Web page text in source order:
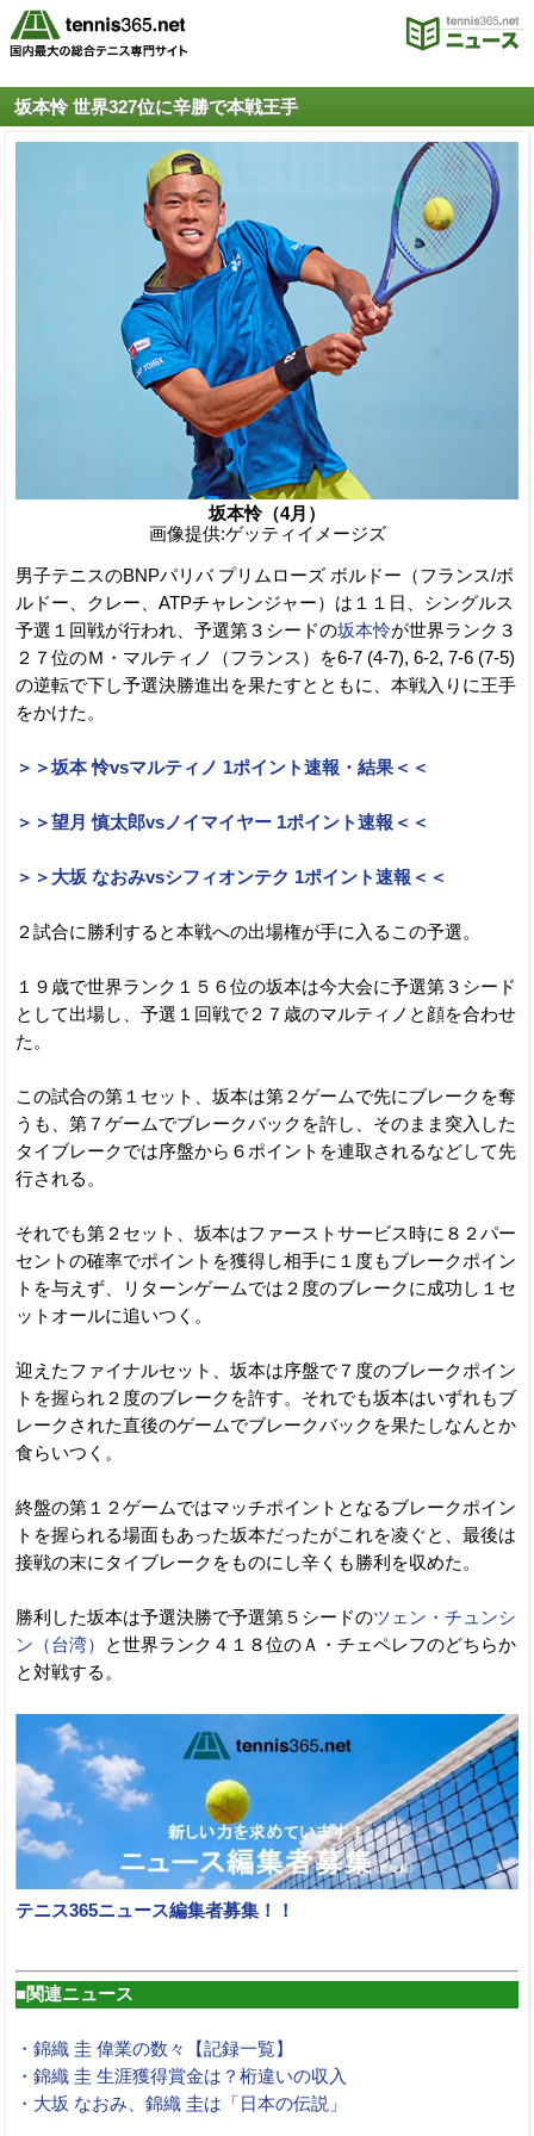
坂本怜 世界327位に辛勝で本戦王手
坂本怜（4月）
画像提供:ゲッティイメージズ
男子テニスのBNPパリバ プリムローズ ボルドー（フランス/ボ
ルドー、クレー、ATPチャレンジャー）は１１日、シングルス
予選１回戦が行われ、予選第３シードの坂本怜が世界ランク３
２７位のＭ・マルティノ（フランス）を6-7 (4-7), 6-2, 7-6 (7-5)
の逆転で下し予選決勝進出を果たすとともに、本戦入りに王手
をかけた。
＞＞坂本 怜vsマルティノ 1ポイント速報・結果＜＜
＞＞望月 慎太郎vsノイマイヤー 1ポイント速報＜＜
＞＞大坂 なおみvsシフィオンテク 1ポイント速報＜＜
２試合に勝利すると本戦への出場権が手に入るこの予選。
１９歳で世界ランク１５６位の坂本は今大会に予選第３シード
として出場し、予選１回戦で２７歳のマルティノと顔を合わせ
た。
この試合の第１セット、坂本は第２ゲームで先にブレークを奪
うも、第７ゲームでブレークバックを許し、そのまま突入した
タイブレークでは序盤から６ポイントを連取されるなどして先
行される。
それでも第２セット、坂本はファーストサービス時に８２パー
セントの確率でポイントを獲得し相手に１度もブレークポイン
トを与えず、リターンゲームでは２度のブレークに成功し１セ
ットオールに追いつく。
迎えたファイナルセット、坂本は序盤で７度のブレークポイン
トを握られ２度のブレークを許す。それでも坂本はいずれもブ
レークされた直後のゲームでブレークバックを果たしなんとか
食らいつく。
終盤の第１２ゲームではマッチポイントとなるブレークポイン
トを握られる場面もあった坂本だったがこれを凌ぐと、最後は
接戦の末にタイブレークをものにし辛くも勝利を収めた。
勝利した坂本は予選決勝で予選第５シードのツェン・チュンシ
ン（台湾）
と世界ランク４１８位のＡ・チェペレフのどちらか
と対戦する。
テニス365ニュース編集者募集！！
■関連ニュース
・錦織 圭 偉業の数々【記録一覧】
・錦織 圭 生涯獲得賞金は？桁違いの収入
・大坂 なおみ、錦織 圭は「日本の伝説」